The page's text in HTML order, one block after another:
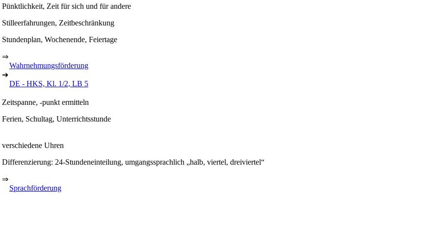
Pünktlichkeit, Zeit für sich und für andere
Stilleerfahrungen, Zeitbeschränkung
Stundenplan, Wochenende, Feiertage
⇒
Wahrnehmungsförderung
➔
DE - HKS, Kl. 1/2, LB 5
Zeitspanne, -punkt ermitteln
Ferien, Schultag, Unterrichtsstunde
verschiedene Uhren
Differenzierung: 24-Stundeneinteilung, umgangssprachlich „halb, viertel, dreiviertel“
⇒
Sprachförderung